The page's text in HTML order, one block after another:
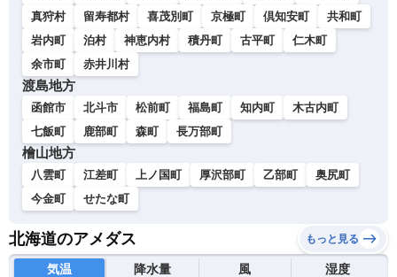
真狩村
留寿都村 喜茂別町 京極町 倶知安町
共和町
岩内町
泊村 神恵内村 積丹町 古平町
仁木町
余市町
赤井川村
渡島地方
函館市 北斗市 松前町 福島町 知内町
木古内町
七飯町
鹿部町 森町 長万部町
檜山地方
八雲町 江差町 上ノ国町 厚沢部町 乙部町
奥尻町
今金町
せたな町
北海道のアメダス もっと見る
気温 降水量 風 湿度